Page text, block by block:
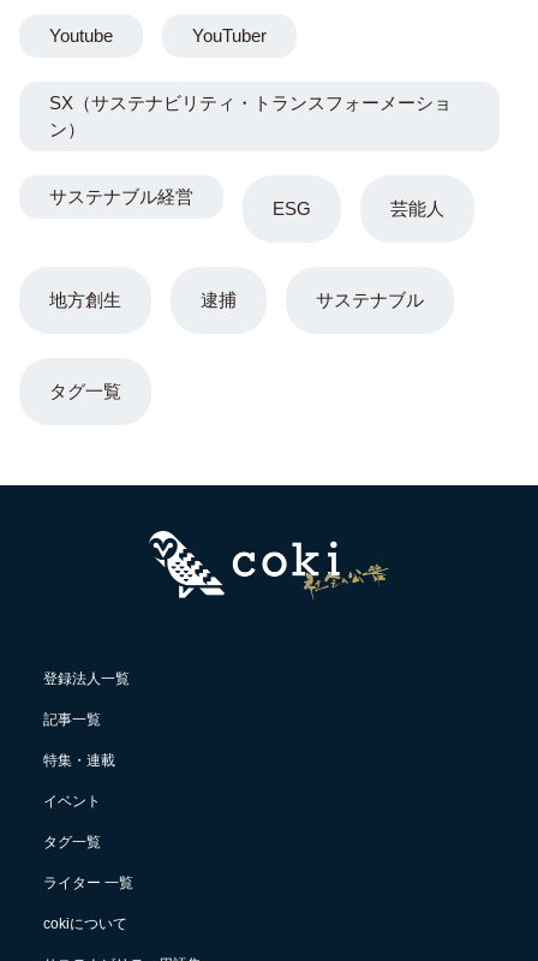
ESG 芸能人
地方創生 逮捕 サステナブル
Youtube YouTuber
SX（サステナビリティ・トランスフォーメーショ
ン）
サステナブル経営
タグ一覧
登録法人一覧
記事一覧
特集・連載
イベント
タグ一覧
ライター 一覧
cokiについて